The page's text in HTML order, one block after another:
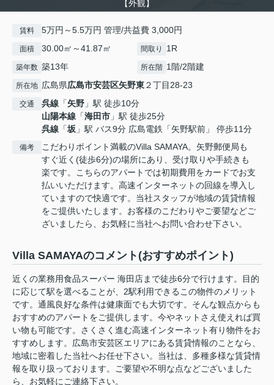
【外観】
賃料 5万円～5.5万円 管理/共益費 3,000円
面積 30.00㎡～41.87㎡ 間取り 1R
築年数 築13年 所在階 1階/2階建
所在地 広島県広島市安芸区矢野東２丁目28-23
交通 呉線 「矢野 」駅 徒歩10分
山陽本線 「海田市 」駅 徒歩25分
呉線 「坂 」駅 バス9分 広島電鉄「矢野駅前」 停歩11分
備考
こだわりポイント満載のVilla SAMAYA。矢野郵便局も
すぐ近く(徒歩6分)の場所にあり、受け取りや手続きも
楽です。こちらのアパートでは初期費用をカードでお支
払いいただけます。高速インターネットの回線を導入し
ていますので快適です。当社スタッフが地域の賃貸情報
をご提供いたします。お客様のこだわりやご要望などご
ざいましたら、お気軽に当社へお問い合わせ下さい。
Villa SAMAYAのコメント(おすすめポイント)
近くの業務用食品スーパー 海田店まで徒歩6分で行けます。目的
に応じて駅を選べることが、2駅利用できるこの物件のメリット
です。通風良好な条件は健康面でも大切です。そんな観点からも
おすすめのアパートをご提供します。今やネットさえ使えれば買
い物も可能です。さくさく進む高速インターネット有り物件をお
すすめします。広島市安芸区エリアにある賃貸情報のことなら、
地域に密着した当社へお任せ下さい。当社は、多種多様な賃貸情
報を取り扱っております。ご要望や不明な点などございました
ら、お気軽にご連絡下さい。